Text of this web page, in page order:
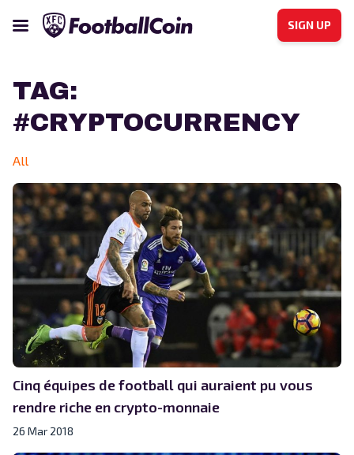
SIGN UP
TAG:
#CRYPTOCURRENCY
All
Cinq équipes de football qui auraient pu vous
rendre riche en crypto-monnaie
26 Mar 2018